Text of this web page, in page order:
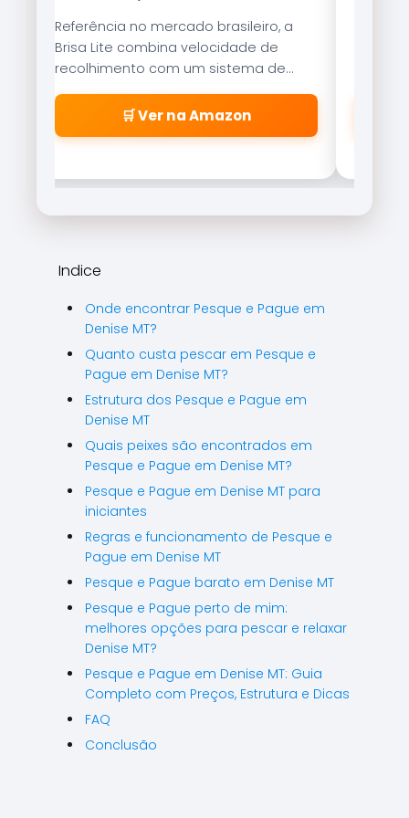
Referência no mercado brasileiro, a
Brisa Lite combina velocidade de
recolhimento com um sistema de
freio magnético que evita as famosas
\\\\\\\\\\\\\\\\\\\\\\\\\\\\\\\\
\\\\\\\\\\\\\\\\\\\\\\\\\\\\\\\\
\\\\\\\\\\\\\\\\\\\\\\\\\\\\\\\\
\\\\\\\\".
🛒 Ver na Amazon
Indice
Onde encontrar Pesque e Pague em
Denise MT?
Quanto custa pescar em Pesque e
Pague em Denise MT?
Estrutura dos Pesque e Pague em
Denise MT
Quais peixes são encontrados em
Pesque e Pague em Denise MT?
Pesque e Pague em Denise MT para
iniciantes
Regras e funcionamento de Pesque e
Pague em Denise MT
Pesque e Pague barato em Denise MT
Pesque e Pague perto de mim:
melhores opções para pescar e relaxar
Denise MT?
Pesque e Pague em Denise MT: Guia
Completo com Preços, Estrutura e Dicas
FAQ
Conclusão